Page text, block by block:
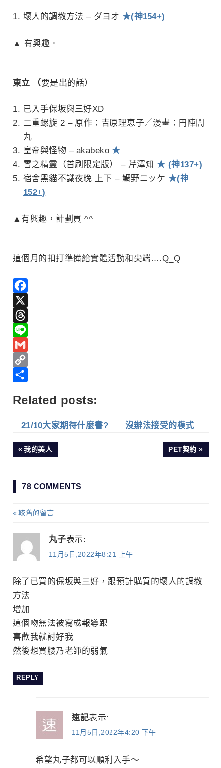
壞人的調教方法 – ダヨオ ★(神154+)
▲ 有興趣。
東立 （要是出的話）
已入手保坂與三好XD
二重螺旋 2 – 原作：吉原理恵子／漫畫：円陣闇
丸
皇帝與怪物 – akabeko ★
雪之精靈（首刷限定版） – 芹澤知 ★ (神137+)
宿舍黑貓不識夜晚 上下 – 鯛野ニッケ ★(神
152+)
▲有興趣，計劃買 ^^
這個月的扣打準備給實體活動和尖端….Q_Q
Facebook
X
Threads
Line
Gmail
Copy
享
Related posts:
21/10大家期待什麼書? 沒辦法接受的模式
章
導
PREVIOUS
我的美人
NEXT
PET契約
78 COMMENTS
言
覽
較舊的留言
丸子表示:
11月5日,2022年8:21 上午
除了已買的保坂與三好，跟預計購買的壞人的調教
方法
增加
這個吻無法被寫成報導跟
喜歡我就討好我
然後想買腰乃老師的弱氣
REPLY
速記表示:
11月5日,2022年4:20 下午
希望丸子都可以順利入手～